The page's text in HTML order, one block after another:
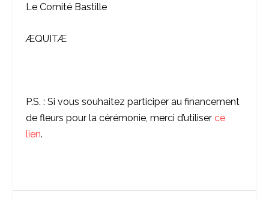
Le Comité Bastille
ÆQUITÆ
P.S. : Si vous souhaitez participer au financement
de fleurs pour la cérémonie, merci d’utiliser ce
lien.